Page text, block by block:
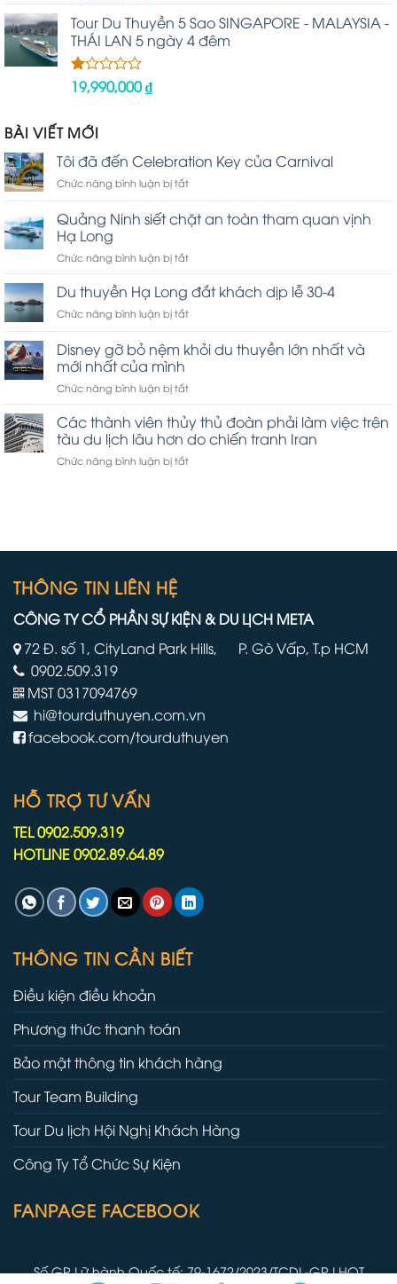
hạng
2.48
5 sao
Tour Du Thuyền 5 Sao SINGAPORE - MALAYSIA -
THÁI LAN 5 ngày 4 đêm
Được
1.00
5
sao
19,990,000₫
BÀI VIẾT MỚI
Tôi đã đến Celebration Key của Carnival
Chức năng bình luận bị tắtở
đã
đến
Key
Carnival
Quảng Ninh siết chặt an toàn tham quan vịnh
Hạ Long
Chức năng bình luận bị tắtở
Ninh
siết
chặt
toàn
vịnh
Long
Du thuyền Hạ Long đắt khách dịp lễ 30-4
Chức năng bình luận bị tắtở
thuyền
Hạ
đắt
dịp
lễ
30-
4
Disney gỡ bỏ nệm khỏi du thuyền lớn nhất và
mới nhất của mình
Chức năng bình luận bị tắtở
bỏ
nệm
khỏi
mới
Các thành viên thủy thủ đoàn phải làm việc trên
tàu du lịch lâu hơn do chiến tranh Iran
Chức năng bình luận bị tắtở
đoàn
trên
tàu
lịch
chiến
Iran
THÔNG TIN LIÊN HỆ
CÔNG TY CỔ PHẦN SỰ KIỆN & DU LỊCH META
72 Đ. số 1, CityLand Park Hills, P. Gò Vấp, T.p HCM
0902.509.319
MST 0317094769
hi@tourduthuyen.com.vn
facebook.com/tourduthuyen
HỖ TRỢ TƯ VẤN
TEL 0902.509.319
HOTLINE 0902.89.64.89
THÔNG TIN CẦN BIẾT
Điều kiện điều khoản
Phương thức thanh toán
Bảo mật thông tin khách hàng
Tour Team Building
Tour Du lịch Hội Nghị Khách Hàng
Công Ty Tổ Chức Sự Kiện
FANPAGE FACEBOOK
Số GP Lữ hành Quốc tế: 79-1672/2023/TCDL-GP LHQT